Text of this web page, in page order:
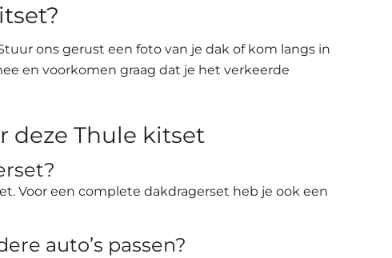
ons gerust een foto van je dak of kom langs in
en voorkomen graag dat je het verkeerde
deze Thule kitset
Voor een complete dakdragerset heb je ook een
auto’s passen?